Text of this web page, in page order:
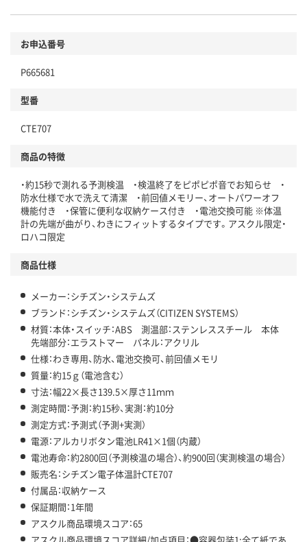
商品
本体
仕組
この商品の環境配慮ポイントです。下記商品詳細「
アスクル商品環境スコア詳細／加点項目
」で確認できます。
お申込番号
P665681
型番
CTE707
商品の特徴
・約15秒で測れる予測検温 ・検温終了をピポピポ音でお知らせ ・
防水仕様で水で洗えて清潔 ・前回値メモリー、オートパワーオフ
機能付き ・保管に便利な収納ケース付き ・電池交換可能 ※体温
計の先端が曲がり、わきにフィットするタイプです。アスクル限定・
ロハコ限定
商品仕様
メーカー：シチズン・システムズ
ブランド：シチズン・システムズ（CITIZEN SYSTEMS）
材質：本体・スイッチ：ABS 測温部：ステンレススチール 本体
先端部分：エラストマー パネル：アクリル
仕様：わき専用、防水、電池交換可、前回値メモリ
質量：約15ｇ（電池含む）
寸法：幅22×長さ139.5×厚さ11ｍｍ
測定時間：予測：約15秒、実測：約10分
測定方式：予測式（予測+実測）
電源：アルカリボタン電池LR41×1個（内蔵）
電池寿命：約2800回（予測検温の場合）、約900回（実測検温の場合）
販売名：シチズン電子体温計CTE707
付属品：収納ケース
保証期間：1年間
アスクル商品環境スコア：65